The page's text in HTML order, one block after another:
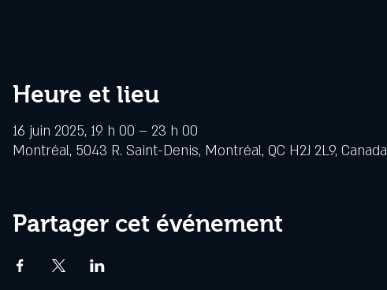
Heure et lieu
16 juin 2025, 19 h 00 – 23 h 00
Montréal, 5043 R. Saint-Denis, Montréal, QC H2J 2L9, Canada
Partager cet événement